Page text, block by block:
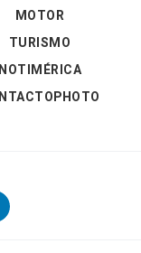
MOTOR
TURISMO
NOTIMÉRICA